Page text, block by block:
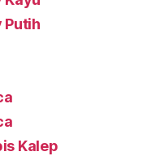
Putih
Kalep